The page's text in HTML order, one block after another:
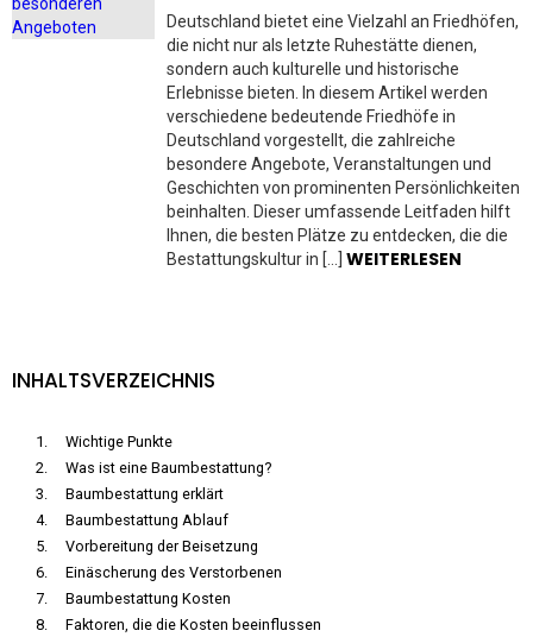
Deutschland bietet eine Vielzahl an Friedhöfen,
die nicht nur als letzte Ruhestätte dienen,
sondern auch kulturelle und historische
Erlebnisse bieten. In diesem Artikel werden
verschiedene bedeutende Friedhöfe in
Deutschland vorgestellt, die zahlreiche
besondere Angebote, Veranstaltungen und
Geschichten von prominenten Persönlichkeiten
beinhalten. Dieser umfassende Leitfaden hilft
Ihnen, die besten Plätze zu entdecken, die die
Bestattungskultur in […] WEITERLESEN
INHALTSVERZEICHNIS
Wichtige Punkte
Was ist eine Baumbestattung?
Baumbestattung erklärt
Baumbestattung Ablauf
Vorbereitung der Beisetzung
Einäscherung des Verstorbenen
Baumbestattung Kosten
Faktoren, die die Kosten beeinflussen